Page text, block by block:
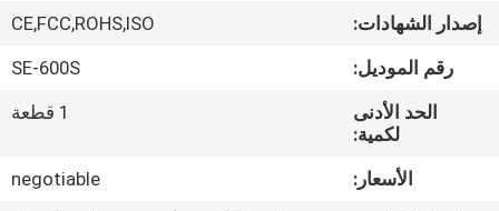
في
المعمل
مراقبة
الجودة
إصدار الشهادات:
CE,FCC,ROHS,ISO
رقم الموديل:
SE-600S
الحد الأدنى
لكمية:
1 قطعة
الأسعار:
negotiable